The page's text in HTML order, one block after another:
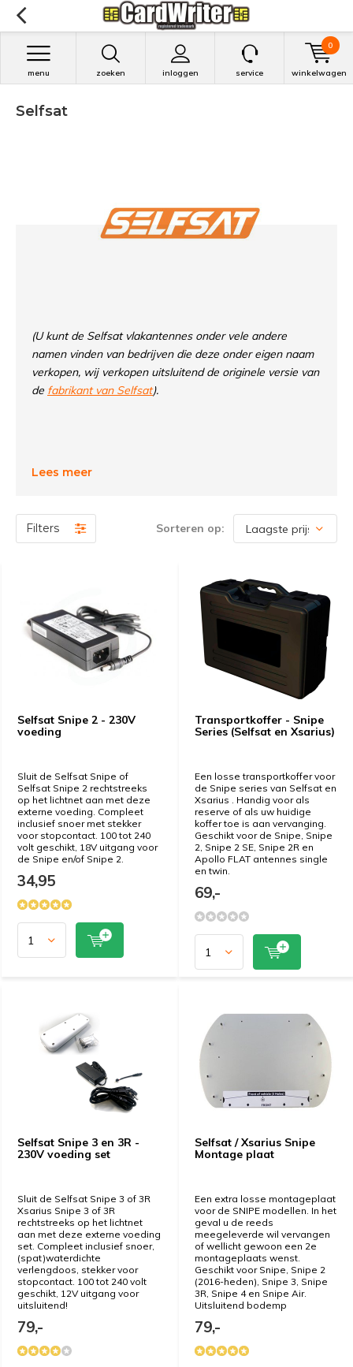
zoeken inloggen
menu service winkelwagen
0
Selfsat
(U kunt de Selfsat vlakantennes onder vele andere
namen vinden van bedrijven die deze onder eigen naam
verkopen, wij verkopen uitsluitend de originele versie van
de fabrikant van Selfsat).
Lees meer
Filters Sorteren op:
Selfsat Snipe 2 - 230V
voeding
Sluit de Selfsat Snipe of
Selfsat Snipe 2 rechtstreeks
op het lichtnet aan met deze
externe voeding. Compleet
inclusief snoer met stekker
voor stopcontact. 100 tot 240
volt geschikt, 18V uitgang voor
de Snipe en/of Snipe 2.
34,95
Transportkoffer - Snipe
Series (Selfsat en Xsarius)
Een losse transportkoffer voor
de Snipe series van Selfsat en
Xsarius . Handig voor als
reserve of als uw huidige
koffer toe is aan vervanging.
Geschikt voor de Snipe, Snipe
2, Snipe 2 SE, Snipe 2R en
Apollo FLAT antennes single
en twin.
69,-
Selfsat Snipe 3 en 3R -
230V voeding set
Sluit de Selfsat Snipe 3 of 3R
Xsarius Snipe 3 of 3R
rechtstreeks op het lichtnet
aan met deze externe voeding
set. Compleet inclusief snoer,
(spat)waterdichte
verlengdoos, stekker voor
stopcontact. 100 tot 240 volt
geschikt, 12V uitgang voor
uitsluitend!
79,-
Selfsat / Xsarius Snipe
Montage plaat
Een extra losse montageplaat
voor de SNIPE modellen. In het
geval u de reeds
meegeleverde wil vervangen
of wellicht gewoon een 2e
montageplaats wenst.
Geschikt voor Snipe, Snipe 2
(2016-heden), Snipe 3, Snipe
3R, Snipe 4 en Snipe Air.
Uitsluitend bodemp
79,-